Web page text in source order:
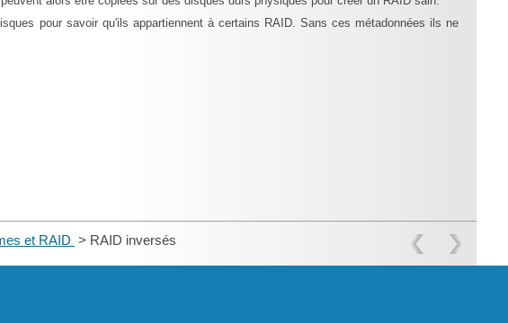
pour savoir qu'ils appartiennent à certains RAID. Sans ces métadonnées ils ne
et RAID > RAID inversés